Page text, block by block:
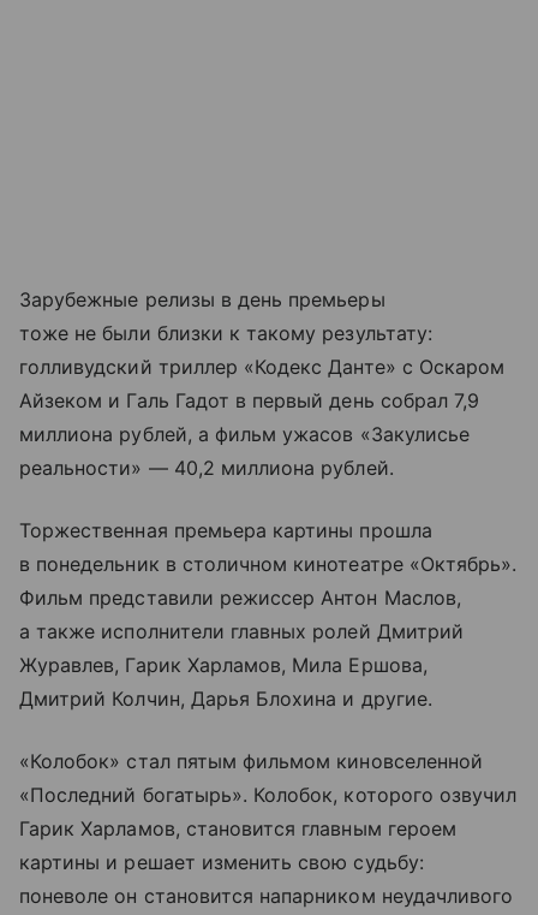
Зарубежные релизы в день премьеры
тоже не были близки к такому результату:
голливудский триллер «Кодекс Данте» с Оскаром
Айзеком и Галь Гадот в первый день собрал 7,9
миллиона рублей, а фильм ужасов «Закулисье
реальности» — 40,2 миллиона рублей.
Торжественная премьера картины прошла
в понедельник в столичном кинотеатре «Октябрь».
Фильм представили режиссер Антон Маслов,
а также исполнители главных ролей Дмитрий
Журавлев, Гарик Харламов, Мила Ершова,
Дмитрий Колчин, Дарья Блохина и другие.
«Колобок» стал пятым фильмом киновселенной
«Последний богатырь». Колобок, которого озвучил
Гарик Харламов, становится главным героем
картины и решает изменить свою судьбу:
поневоле он становится напарником неудачливого